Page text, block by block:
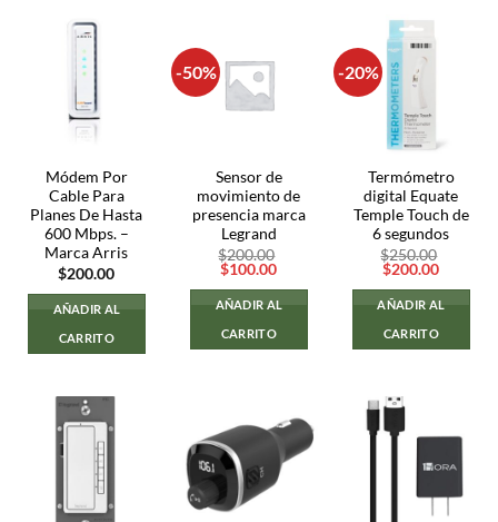
Módem Por
Cable Para
Planes De Hasta
600 Mbps. –
Marca Arris
$200.00
AÑADIR AL
CARRITO
-50%
Sensor de
movimiento de
presencia marca
Legrand
$200.00
El
original
era:
$200.00.
$100.00El
actual
es:
AÑADIR AL
CARRITO
-20%
Termómetro
digital Equate
Temple Touch de
6 segundos
$250.00
El
original
era:
$250.00.
$200.00El
actual
es:
AÑADIR AL
CARRITO